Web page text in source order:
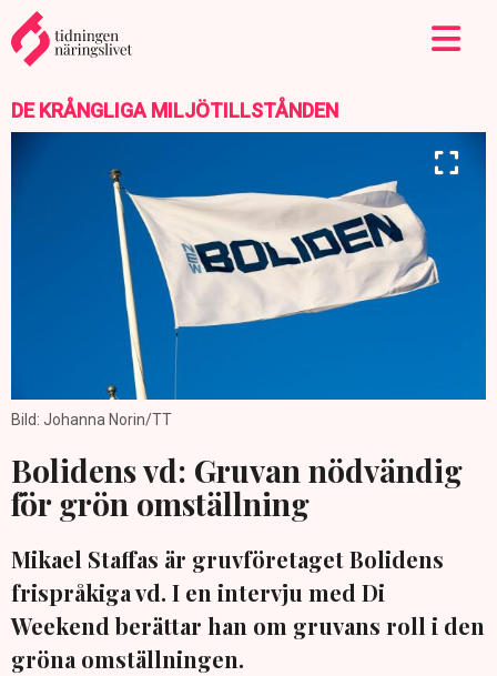
DE KRÅNGLIGA MILJÖTILLSTÅNDEN
Bild: Johanna Norin/TT
Bolidens vd: Gruvan nödvändig
för grön omställning
Mikael Staffas är gruvföretaget Bolidens
frispråkiga vd. I en intervju med Di
Weekend berättar han om gruvans roll i den
gröna omställningen.